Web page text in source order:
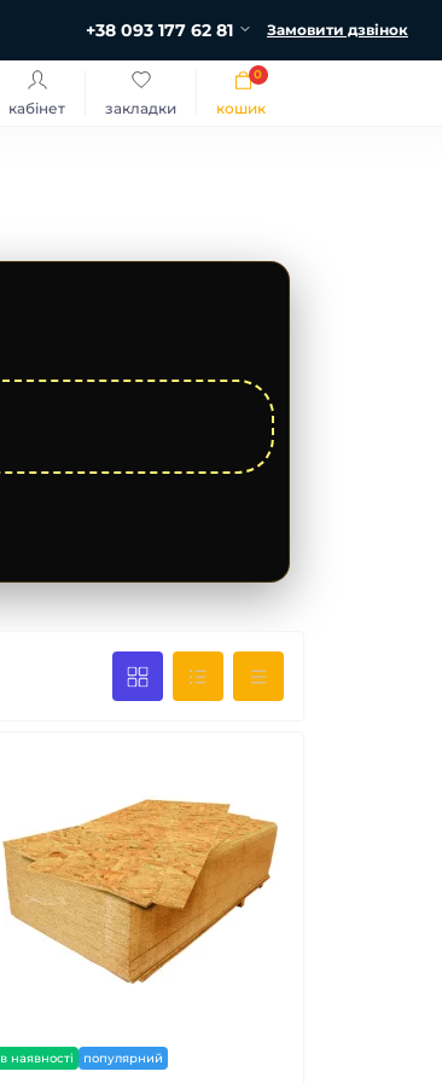
+38 093 177 62 81 Замовити дзвінок
кабінет закладки кошик
0
в наявності популярний